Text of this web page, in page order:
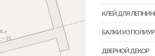
КЛЕЙ ДЛЯ
БАЛКИ ИЗ
ДВЕРНОЙ ДЕКОР